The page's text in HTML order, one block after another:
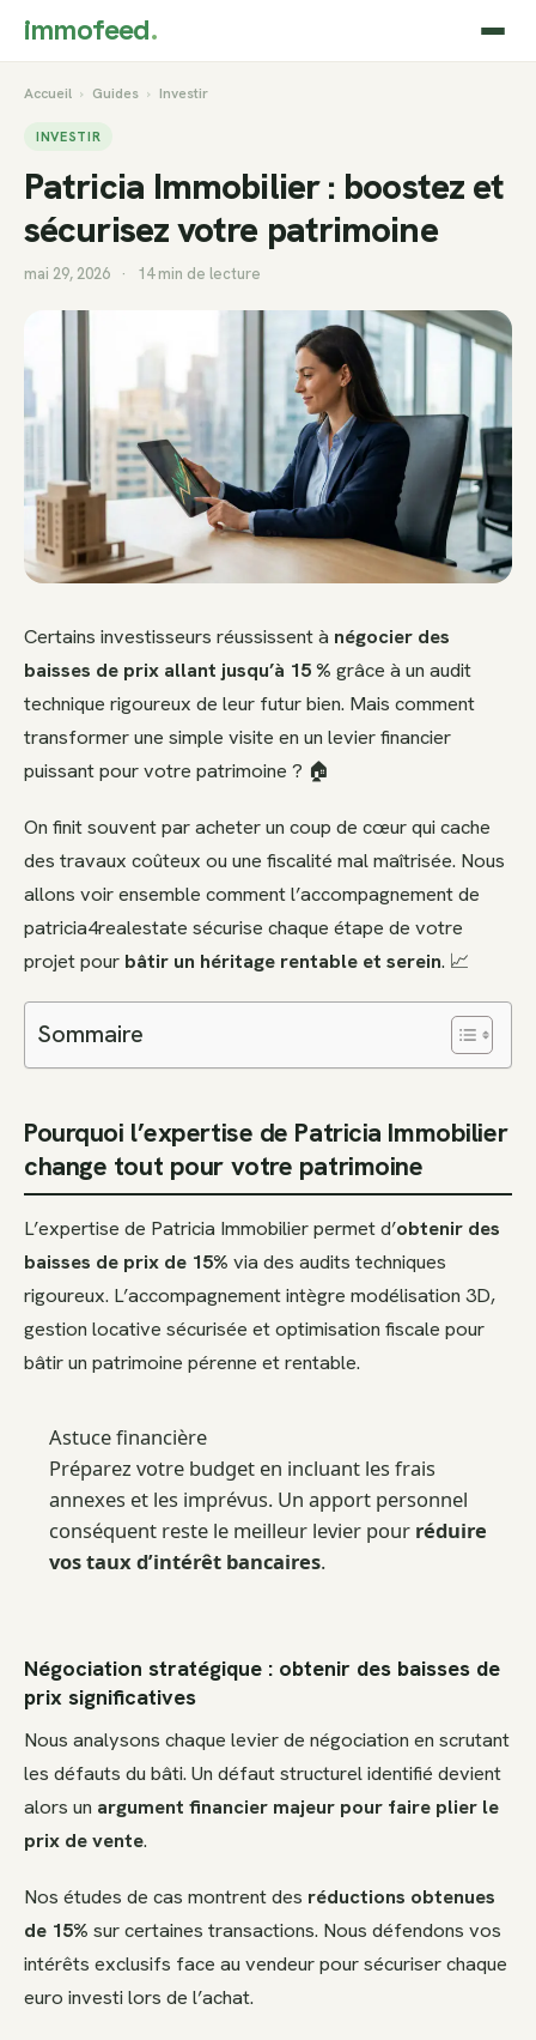
immofeed.
Accueil › Guides › Investir
INVESTIR
Patricia Immobilier : boostez et
sécurisez votre patrimoine
mai 29, 2026 · 14 min de lecture
Certains investisseurs réussissent à négocier des
baisses de prix allant jusqu’à 15 % grâce à un audit
technique rigoureux de leur futur bien. Mais comment
transformer une simple visite en un levier financier
puissant pour votre patrimoine ? 🏠
On finit souvent par acheter un coup de cœur qui cache
des travaux coûteux ou une fiscalité mal maîtrisée. Nous
allons voir ensemble comment l’accompagnement de
patricia4realestate sécurise chaque étape de votre
projet pour bâtir un héritage rentable et serein. 📈
Sommaire
Pourquoi l’expertise de Patricia Immobilier
change tout pour votre patrimoine
L’expertise de Patricia Immobilier permet d’obtenir des
baisses de prix de 15% via des audits techniques
rigoureux. L’accompagnement intègre modélisation 3D,
gestion locative sécurisée et optimisation fiscale pour
bâtir un patrimoine pérenne et rentable.
Astuce financière
Préparez votre budget en incluant les frais
annexes et les imprévus. Un apport personnel
conséquent reste le meilleur levier pour réduire
vos taux d’intérêt bancaires.
Négociation stratégique : obtenir des baisses de
prix significatives
Nous analysons chaque levier de négociation en scrutant
les défauts du bâti. Un défaut structurel identifié devient
alors un argument financier majeur pour faire plier le
prix de vente.
Nos études de cas montrent des réductions obtenues
de 15% sur certaines transactions. Nous défendons vos
intérêts exclusifs face au vendeur pour sécuriser chaque
euro investi lors de l’achat.